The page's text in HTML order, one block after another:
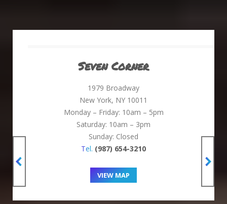
Seven Corner
1979 Broadway
New York, NY 10011
Monday – Friday: 10am – 5pm
Saturday: 10am – 3pm
Sunday: Closed
Tel. (987) 654-3210
VIEW MAP